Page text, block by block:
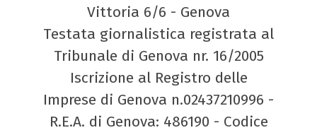
Vittoria 6/6 - Genova
Testata giornalistica registrata al
Tribunale di Genova nr. 16/2005
Iscrizione al Registro delle
Imprese di Genova n.02437210996 -
R.E.A. di Genova: 486190 - Codice